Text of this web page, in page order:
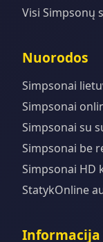
Visi Simpsonų
Nuorodos
Simpsonai
Simpsonai
Simpsonai su
Simpsonai be
Simpsonai HD
StatykOnline
Informacija